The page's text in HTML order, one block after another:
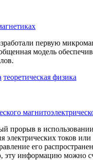
первую
модель
теоретическая физика
прорыв в
токов
его
информацию можно